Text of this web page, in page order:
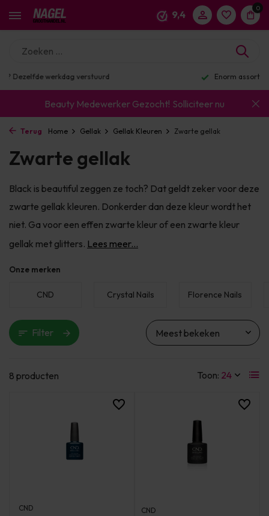
9,4
0
Enorm assortiment & alle bekende merken
Beauty Medewerker Gezocht! Solliciteer nu
Terug Home Gellak Gellak Kleuren Zwarte gellak
Zwarte gellak
Black is beautiful zeggen ze toch? Dat geldt zeker voor deze
zwarte gellak kleuren. Donkerder dan deze kleur wordt het
niet. Ga voor een effen zwarte kleur of een zwarte kleur
gellak met glitters. Lees meer...
Onze merken
CND Crystal Nails Florence Nails
Filter
8 producten Toon:
CND CND